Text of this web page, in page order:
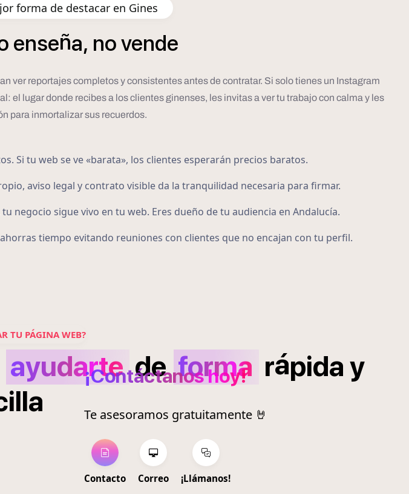
forma de destacar en Gines
enseña, novende
ver reportajes completos y consistentes antes de contratar. Si solo tienes un Instagram
el lugar donde recibes a los clientes ginenses, les invitas a ver tu trabajo con calma y les
para inmortalizar sus recuerdos.
Si tu web se ve «barata», los clientes esperarán precios baratos.
aviso legal y contrato visible da la tranquilidad necesaria para firmar.
negocio sigue vivo en tu web. Eres dueño de tu audiencia en Andalucía.
tiempo evitando reuniones con clientes que no encajan con tu perfil.
TU PÁGINA WEB?
ayudarte de forma rápida y
¡Contáctanos hoy!
Te asesoramos gratuitamente 🤘
Contacto Correo ¡Llámanos!